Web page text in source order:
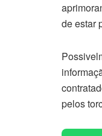
de estar
pelos